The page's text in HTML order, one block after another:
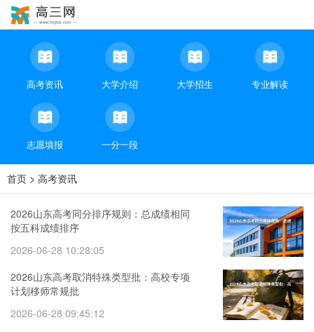
高考资讯 大学介绍 大学招生 专业解读
志愿填报 一分一段
首页 > 高考资讯
2026山东高考同分排序规则：总成绩相同
按五科成绩排序
2026-06-28 10:28:05
2026山东高考取消特殊类型批：高校专项
计划移师常规批
2026-06-28 09:45:12